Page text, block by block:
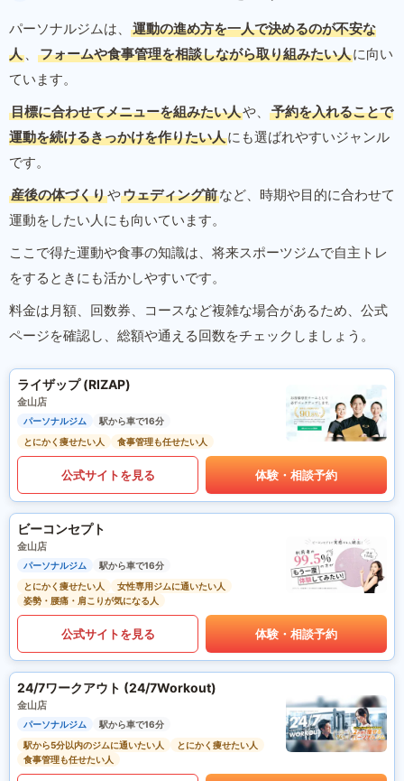
パーソナルジムは、
運動の進め方を一人で決めるのが不安な
人 、 フォームや食事管理を相談しながら取り組みたい人に向い
ています。
目標に合わせてメニューを組みたい人や、
予約を入れることで
運動を続けるきっかけを作りたい人にも選ばれやすいジャンル
です。
産後の体づくりやウェディング前など、時期や目的に合わせて
運動をしたい人にも向いています。
ここで得た運動や食事の知識は、将来スポーツジムで自主トレ
をするときにも活かしやすいです。
料金は月額、回数券、コースなど複雑な場合があるため、公式
ページを確認し、総額や通える回数をチェックしましょう。
ライザップ (RIZAP)
金山店
パーソナルジム
駅から車で16分
とにかく痩せたい人
食事管理も任せたい人
公式サイトを見る 体験・相談予約
ビーコンセプト
金山店
パーソナルジム
駅から車で16分
とにかく痩せたい人
女性専用ジムに通いたい人
姿勢・腰痛・肩こりが気になる人
公式サイトを見る 体験・相談予約
24/7ワークアウト (24/7Workout)
金山店
パーソナルジム
駅から車で16分
駅から5分以内のジムに通いたい人
とにかく痩せたい人
食事管理も任せたい人